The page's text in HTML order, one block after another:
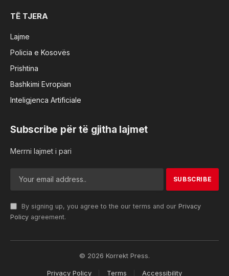
TË TJERA
Lajme
Policia e Kosovës
Prishtina
Bashkimi Evropian
Inteligjenca Artificiale
Subscribe për të gjitha lajmet
Merrni lajmet i pari
By signing up, you agree to the our terms and our Privacy
Policy agreement.
© 2026 Korrekt Press.
Privacy Policy Terms Accessibility